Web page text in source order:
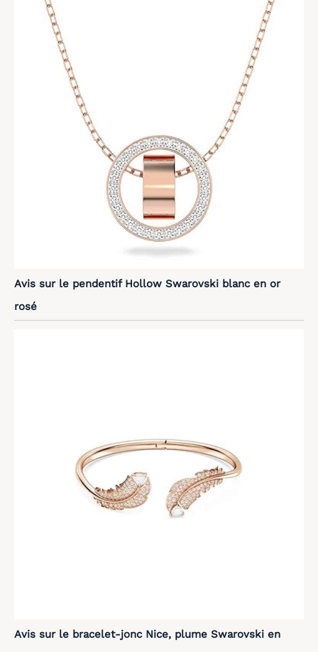
Avis sur le pendentif Hollow Swarovski blanc en or
rosé
Avis sur le bracelet-jonc Nice, plume Swarovski en